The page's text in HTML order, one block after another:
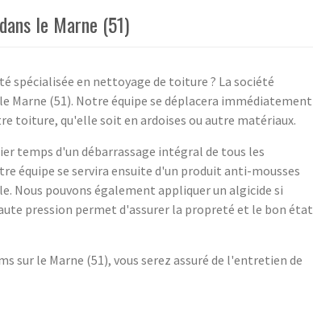
le Marne (51)
spécialisée en nettoyage de toiture ? La société
Marne (51). Notre équipe se déplacera immédiatement
toiture, qu'elle soit en ardoises ou autre matériaux.
temps d'un débarrassage intégral de tous les
équipe se servira ensuite d'un produit anti-mousses
Nous pouvons également appliquer un algicide si
pression permet d'assurer la propreté et le bon état
sur le Marne (51), vous serez assuré de l'entretien de